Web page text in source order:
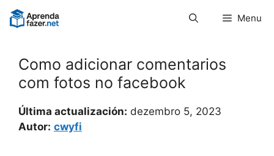
Pular
para
Menu
Como adicionar comentarios
com fotos no facebook
Última actualización: dezembro 5, 2023
Autor: cwyfi